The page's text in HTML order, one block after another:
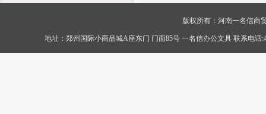
版权所有：河南一名信商
地址：郑州国际小商品城A座东门 门面85号 一名信办公文具 联系电话